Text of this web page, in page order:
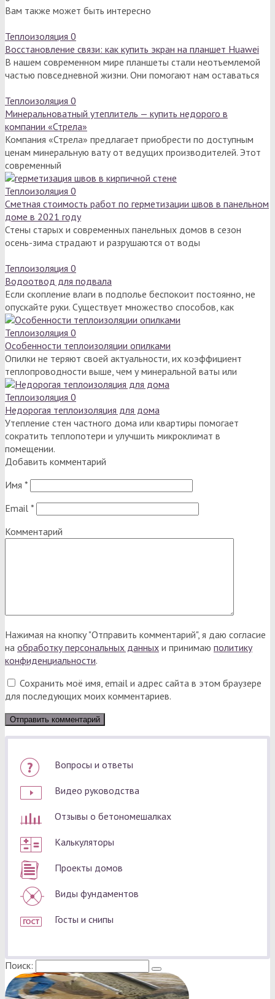
Вам также может быть интересно
Теплоизоляция 0
Восстановление связи: как купить экран на планшет Huawei
В нашем современном мире планшеты стали неотъемлемой
частью повседневной жизни. Они помогают нам оставаться
Теплоизоляция 0
Минеральноватный утеплитель — купить недорого в
компании «Стрела»
Компания «Стрела» предлагает приобрести по доступным
ценам минеральную вату от ведущих производителей. Этот
современный
Теплоизоляция 0
Сметная стоимость работ по герметизации швов в панельном
доме в 2021 году
Стены старых и современных панельных домов в сезон
осень-зима страдают и разрушаются от воды
Теплоизоляция 0
Водоотвод для подвала
Если скопление влаги в подполье беспокоит постоянно, не
опускайте руки. Существует множество способов, как
Теплоизоляция 0
Особенности теплоизоляции опилками
Опилки не теряют своей актуальности, их коэффициент
теплопроводности выше, чем у минеральной ваты или
Теплоизоляция 0
Недорогая теплоизоляция для дома
Утепление стен частного дома или квартиры помогает
сократить теплопотери и улучшить микроклимат в
помещении.
Добавить комментарий
Имя *
Email *
Комментарий
Нажимая на кнопку "Отправить комментарий", я даю согласие
на обработку персональных данных и принимаю политику
конфиденциальности.
Сохранить моё имя, email и адрес сайта в этом браузере
для последующих моих комментариев.
Вопросы и ответы
Видео руководства
Отзывы о бетономешалках
Калькуляторы
Проекты домов
Виды фундаментов
Госты и снипы
Поиск: